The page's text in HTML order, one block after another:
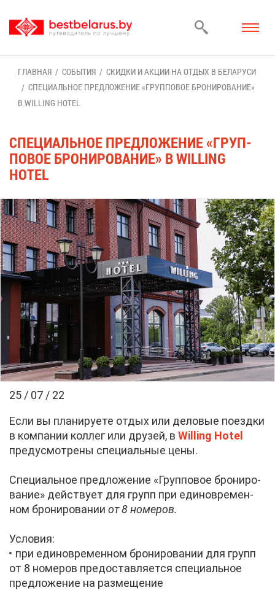
ГЛАВ­НАЯ СО­БЫ­ТИЯ
СКИД­КИ И АК­ЦИИ НА ОТ­ДЫХ В БЕ­ЛА­РУ­СИ
СПЕ­ЦИ­АЛЬ­НОЕ ПРЕД­ЛО­ЖЕ­НИЕ «ГРУП­ПО­ВОЕ БРО­НИ­РО­ВА­НИЕ»
В WILLING HOTEL
СПЕ­ЦИ­АЛЬ­НОЕ ПРЕД­ЛО­ЖЕ­НИЕ «ГРУП­
ПО­ВОЕ БРО­НИ­РО­ВА­НИЕ» В WILLING
HOTEL
25 / 07 / 22
Ес­ли вы пла­ни­ру­е­те от­дых или де­ло­вые по­езд­ки
в ком­па­нии кол­лег или дру­зей, в Willing Hotel
преду­смот­ре­ны спе­ци­аль­ные це­ны.
Спе­ци­аль­ное пред­ло­же­ние «Груп­по­вое бро­ни­ро­
ва­ние» дей­ству­ет для групп при еди­но­вре­мен­
ном бро­ни­ро­ва­нии от8 номе­ров.
Усло­вия:
при еди­но­вре­мен­ном бро­ни­ро­ва­нии для групп
от 8 но­ме­ров предо­став­ля­ет­ся спе­ци­аль­ное
пред­ло­же­ние на раз­ме­ще­ние